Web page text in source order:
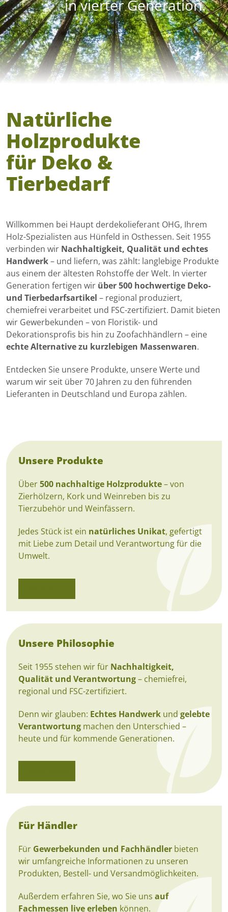
in vierter Generation.
Natürliche
Holzprodukte
für Deko &
Tierbedarf
Willkommen bei Haupt derdekolieferant OHG, Ihrem
Holz-Spezialisten aus Hünfeld in Osthessen. Seit 1955
verbinden wir Nachhaltigkeit, Qualität und echtes
Handwerk– und liefern, was zählt: langlebige Produkte
aus einem der ältesten Rohstoffe der Welt. In vierter
Generation fertigen wir über 500 hochwertige Deko-
und Tierbedarfsartikel – regional produziert,
chemiefrei verarbeitet und FSC-zertifiziert. Damit bieten
wir Gewerbekunden – von Floristik- und
Dekorationsprofis bis hin zu Zoofachhändlern – eine
echte Alternative zu kurzlebigen Massenwaren.
Entdecken Sie unsere Produkte, unsere Werte und
warum wir seit über 70 Jahren zu den führenden
Lieferanten in Deutschland und Europa zählen.
Unsere Produkte
Über500 nachhaltige Holzprodukte– von
Zierhölzern, Kork und Weinreben bis zu
Tierzubehör und Weinfässern.
Jedes Stück ist ein natürliches Unikat, gefertigt
mit Liebe zum Detail und Verantwortung für die
Umwelt.
Unsere Philosophie
Seit 1955 stehen wir für Nachhaltigkeit,
Qualität und Verantwortung– chemiefrei,
regional und FSC-zertifiziert.
Denn wir glauben: Echtes Handwerk undgelebte
Verantwortung machen den Unterschied –
heute und für kommende Generationen.
Für Händler
Für Gewerbekunden und Fachhändler bieten
wir umfangreiche Informationen zu unseren
Produkten, Bestell- und Versandmöglichkeiten.
Außerdem erfahren Sie, wo Sie uns auf
Fachmessen live erleben können.